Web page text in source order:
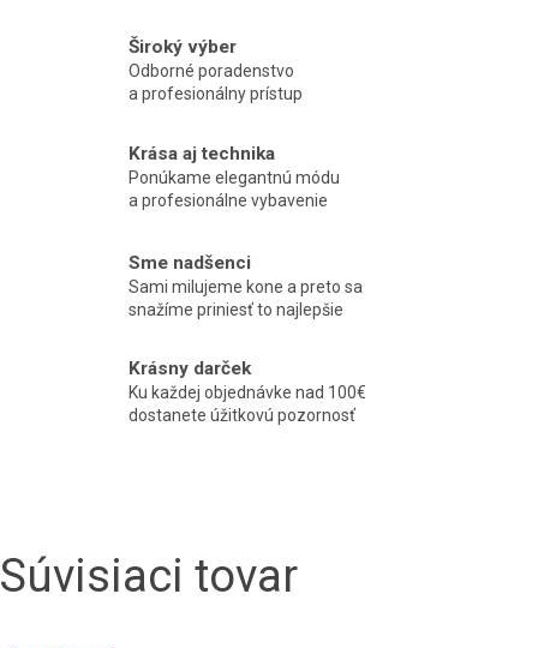
Široký výber
Odborné poradenstvo
a profesionálny prístup
Krása aj technika
Ponúkame elegantnú módu
a profesionálne vybavenie
Sme nadšenci
Sami milujeme kone a preto sa
snažíme priniesť to najlepšie
Krásny darček
Ku každej objednávke nad 100€
dostanete úžitkovú pozornosť
Súvisiaci tovar